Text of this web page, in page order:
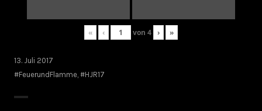
« ‹ von 4 › »
13. Juli 2017
#FeuerundFlamme #HJR17